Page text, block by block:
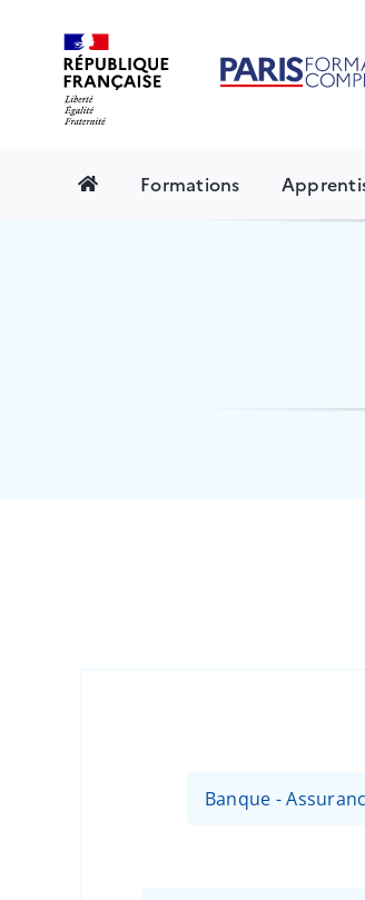
content
Formations
Banque -